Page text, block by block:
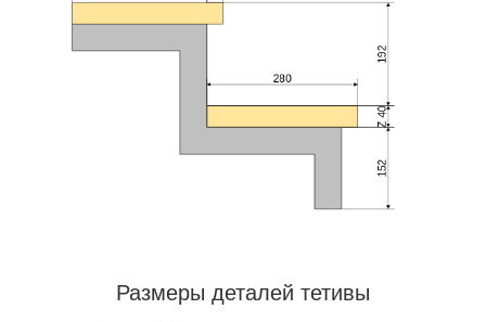
Размеры деталей тетивы